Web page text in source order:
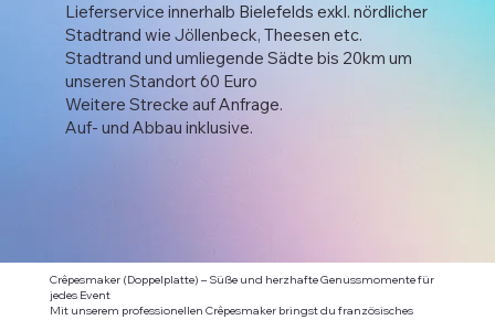
Lieferservice innerhalb Bielefelds exkl. nördlicher
Stadtrand wie Jöllenbeck, Theesen etc.
​Stadtrand und umliegende Sädte bis 20km um
unseren Standort 60 Euro
Weitere Strecke auf Anfrage.​
Auf- und Abbau inklusive.​
Crêpesmaker (Doppelplatte) – Süße und herzhafte Genussmomente für
jedes Event
Mit unserem professionellen Crêpesmaker bringst du französisches